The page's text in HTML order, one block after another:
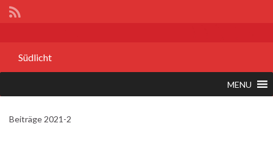
Südlicht
MENU
Beiträge 2021-2